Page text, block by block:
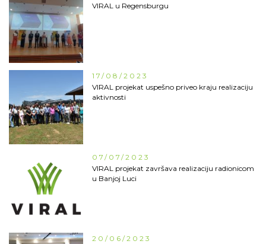
VIRAL u Regensburgu
17/08/2023
VIRAL projekat uspešno priveo kraju realizaciju
aktivnosti
07/07/2023
VIRAL projekat završava realizaciju radionicom
u Banjoj Luci
20/06/2023